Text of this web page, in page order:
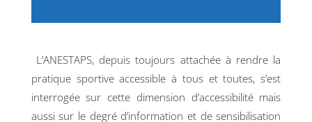
L’ANESTAPS, depuis toujours attachée à rendre la
pratique sportive accessible à tous et toutes, s’est
interrogée sur cette dimension d’accessibilité mais
aussi sur le degré d’information et de sensibilisation